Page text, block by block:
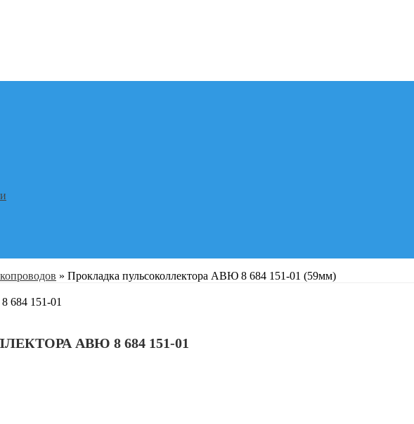
» Прокладка пульсоколлектора АВЮ 8 684 151-01 (59мм)
АВЮ 8 684 151-01